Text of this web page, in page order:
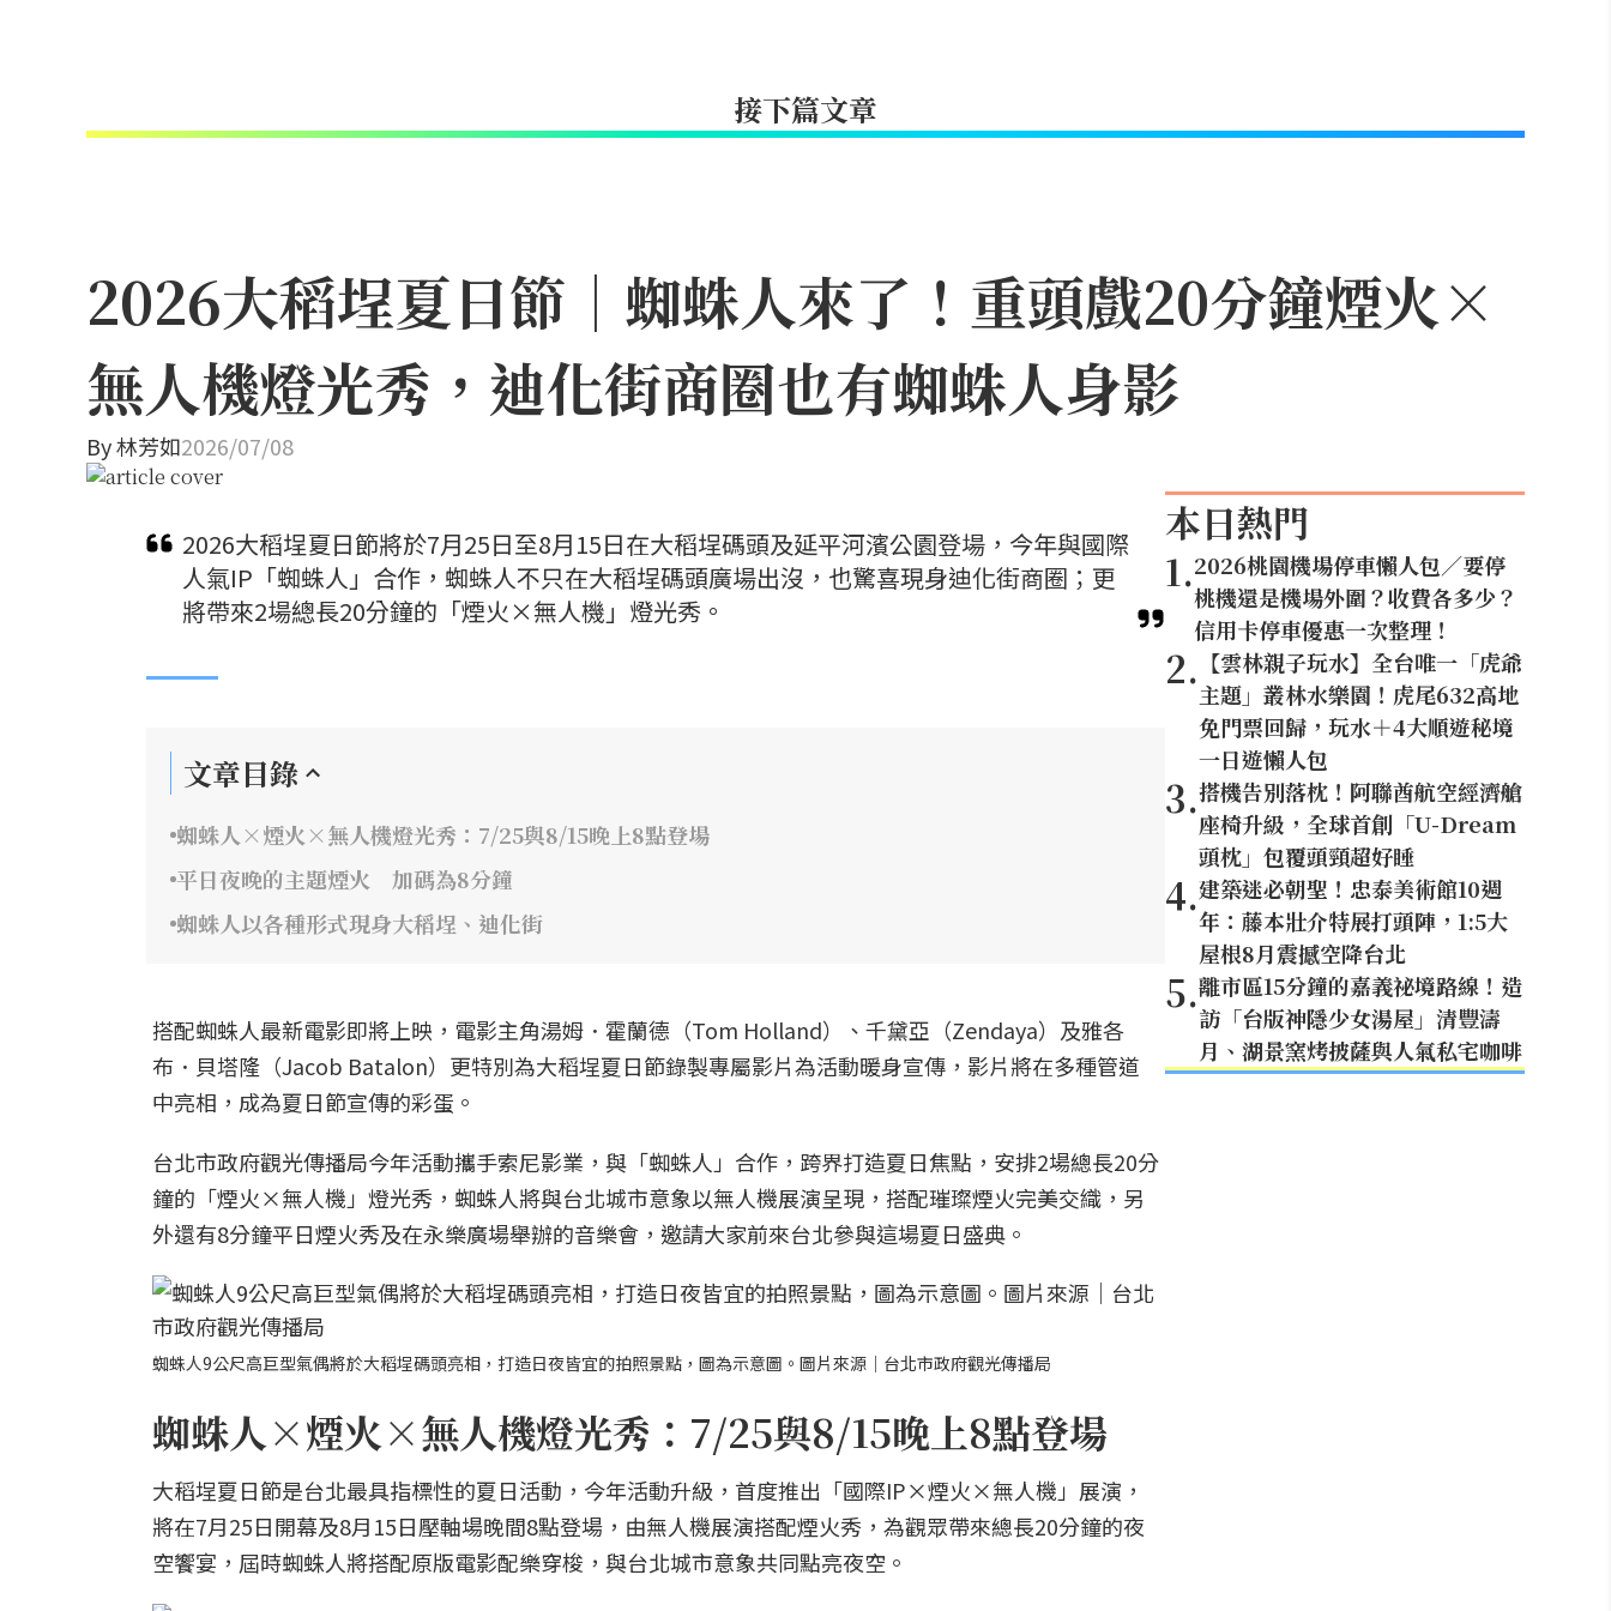
接下篇文章
2026大稻埕夏日節｜蜘蛛人來了！重頭戲20分鐘煙火×
無人機燈光秀，迪化街商圈也有蜘蛛人身影
By林芳如2026/07/08
2026大稻埕夏日節將於7月25日至8月15日在大稻埕碼頭及延平河濱公園登場，今年與國際
人氣IP「蜘蛛人」合作，蜘蛛人不只在大稻埕碼頭廣場出沒，也驚喜現身迪化街商圈；更
將帶來2場總長20分鐘的「煙火×無人機」燈光秀。
文章目錄
蜘蛛人×煙火×無人機燈光秀：7/25與8/15晚上8點登場
平日夜晚的主題煙火 加碼為8分鐘
蜘蛛人以各種形式現身大稻埕、迪化街
搭配蜘蛛人最新電影即將上映，電影主角湯姆．霍蘭德（Tom Holland）、千黛亞（Zendaya）及雅各
布．貝塔隆（Jacob Batalon）更特別為大稻埕夏日節錄製專屬影片為活動暖身宣傳，影片將在多種管道
中亮相，成為夏日節宣傳的彩蛋。
台北市政府觀光傳播局今年活動攜手索尼影業，與「蜘蛛人」合作，跨界打造夏日焦點，安排2場總長20分
鐘的「煙火×無人機」燈光秀，蜘蛛人將與台北城市意象以無人機展演呈現，搭配璀璨煙火完美交織，另
外還有8分鐘平日煙火秀及在永樂廣場舉辦的音樂會，邀請大家前來台北參與這場夏日盛典。
蜘蛛人9公尺高巨型氣偶將於大稻埕碼頭亮相，打造日夜皆宜的拍照景點，圖為示意圖。圖片來源｜台北市政府觀光傳播局
蜘蛛人×煙火×無人機燈光秀：7/25與8/15晚上8點登場
大稻埕夏日節是台北最具指標性的夏日活動，今年活動升級，首度推出「國際IP×煙火×無人機」展演，
將在7月25日開幕及8月15日壓軸場晚間8點登場，由無人機展演搭配煙火秀，為觀眾帶來總長20分鐘的夜
空饗宴，屆時蜘蛛人將搭配原版電影配樂穿梭，與台北城市意象共同點亮夜空。
本日熱門
1.2026桃園機場停車懶人包／要停
桃機還是機場外圍？收費各多少？
信用卡停車優惠一次整理！
2. 【雲林親子玩水】全台唯一「虎爺
主題」叢林水樂園！虎尾632高地
免門票回歸，玩水＋4大順遊秘境
一日遊懶人包
3.搭機告別落枕！阿聯酋航空經濟艙
座椅升級，全球首創「U-Dream
頭枕」包覆頭頸超好睡
4.建築迷必朝聖！忠泰美術館10週
年：藤本壯介特展打頭陣，1:5大
屋根8月震撼空降台北
5.離市區15分鐘的嘉義祕境路線！造
訪「台版神隱少女湯屋」清豐濤
月、湖景窯烤披薩與人氣私宅咖啡